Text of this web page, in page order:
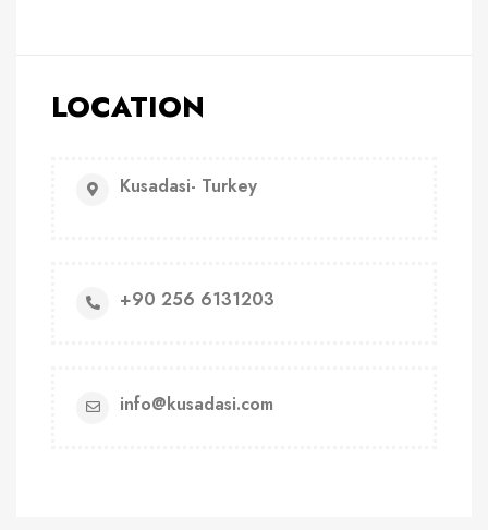
LOCATION
Kusadasi- Turkey
+90 256 6131203
info@kusadasi.com